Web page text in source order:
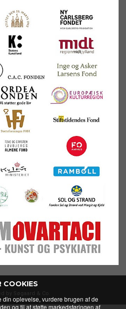
by Søgaard & Co.
COOKIES
din oplevelse, vurdere brugen af de
og til at støtte markedsføringen af